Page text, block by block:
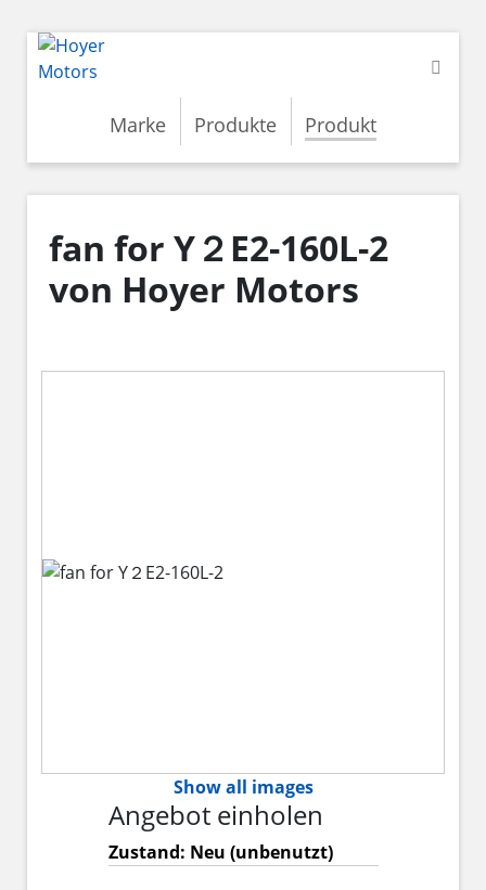
Marke Produkte Produkt
fan for Y２E2-160L-2
von Hoyer Motors
Show all images
Angebot einholen
Zustand: Neu (unbenutzt)